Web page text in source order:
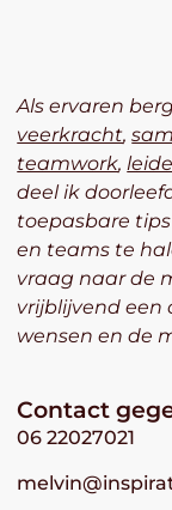
Als ervaren
veerkracht,
teamwork,
deel ik
toepasbare
en teams te
vraag naar de
vrijblijvend een
wensen en de
Contact
06 22027021